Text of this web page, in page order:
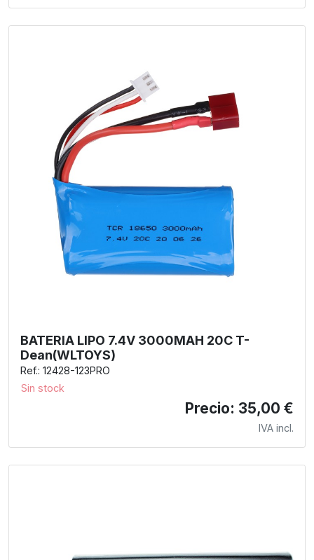
BATERIA LIPO 7.4V 3000MAH 20C T-
Dean(WLTOYS)
Ref.: 12428-123PRO
Sin stock
Precio: 35,00 €
IVA incl.